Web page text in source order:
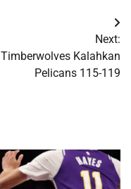
Next:
Timberwolves Kalahkan
Pelicans 115-119